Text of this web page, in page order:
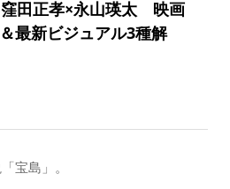
田正孝×永山瑛太 映画
最新ビジュアル3種解
宝島」。